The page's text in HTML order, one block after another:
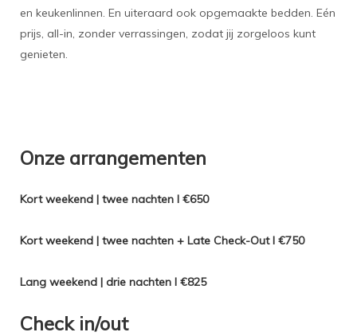
en keukenlinnen. En uiteraard ook opgemaakte bedden. Eén
prijs, all-in, zonder verrassingen, zodat jij zorgeloos kunt
genieten.
Onze arrangementen
Kort weekend | twee nachten I €650
Kort weekend | twee nachten + Late Check-Out I €750
Lang weekend | drie nachten I €825
Check in/out